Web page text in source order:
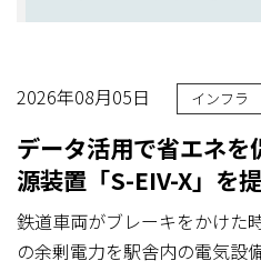
2026年08月05日 インフラ
データ活用で省エネ
源装置「S-EIV-X」を
鉄道車両がブレーキをかけた
の余剰電力を駅舎内の電気設